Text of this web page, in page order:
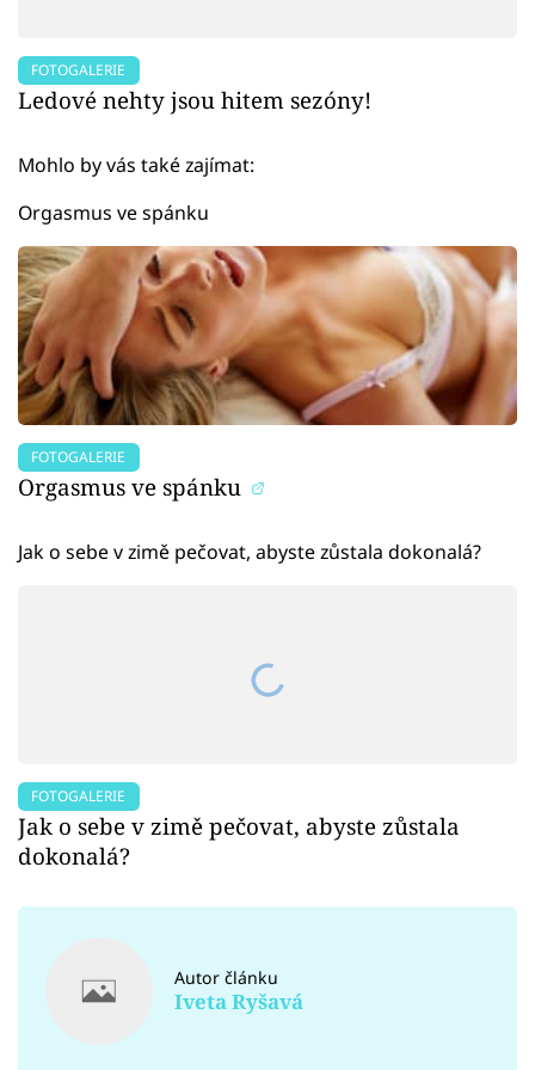
FOTOGALERIE
Ledové nehty jsou hitem sezóny!
Mohlo by vás také zajímat:
Orgasmus ve spánku
FOTOGALERIE
Orgasmus ve spánku
Jak o sebe v zimě pečovat, abyste zůstala dokonalá?
FOTOGALERIE
Jak o sebe v zimě pečovat, abyste zůstala
dokonalá?
Autor článku
Iveta Ryšavá